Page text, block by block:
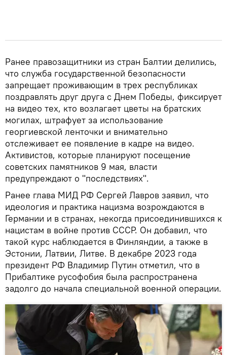
Ранее правозащитники из стран Балтии делились,
что служба государственной безопасности
запрещает проживающим в трех республиках
поздравлять друг друга с Днем Победы, фиксирует
на видео тех, кто возлагает цветы на братских
могилах, штрафует за использование
георгиевской ленточки и внимательно
отслеживает ее появление в кадре на видео.
Активистов, которые планируют посещение
советских памятников 9 мая, власти
предупреждают о "последствиях".
Ранее глава МИД РФ Сергей Лавров заявил, что
идеология и практика нацизма возрождаются в
Германии и в странах, некогда присоединившихся к
нацистам в войне против СССР. Он добавил, что
такой курс наблюдается в Финляндии, а также в
Эстонии, Латвии, Литве. В декабре 2023 года
президент РФ Владимир Путин отметил, что в
Прибалтике русофобия была распространена
задолго до начала специальной военной операции.